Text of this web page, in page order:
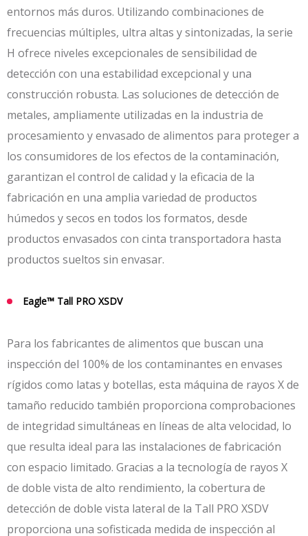
entornos más duros. Utilizando combinaciones de
frecuencias múltiples, ultra altas y sintonizadas, la serie
H ofrece niveles excepcionales de sensibilidad de
detección con una estabilidad excepcional y una
construcción robusta. Las soluciones de detección de
metales, ampliamente utilizadas en la industria de
procesamiento y envasado de alimentos para proteger a
los consumidores de los efectos de la contaminación,
garantizan el control de calidad y la eficacia de la
fabricación en una amplia variedad de productos
húmedos y secos en todos los formatos, desde
productos envasados con cinta transportadora hasta
productos sueltos sin envasar.
Eagle™ Tall PRO XSDV
Para los fabricantes de alimentos que buscan una
inspección del 100% de los contaminantes en envases
rígidos como latas y botellas, esta máquina de rayos X de
tamaño reducido también proporciona comprobaciones
de integridad simultáneas en líneas de alta velocidad, lo
que resulta ideal para las instalaciones de fabricación
con espacio limitado. Gracias a la tecnología de rayos X
de doble vista de alto rendimiento, la cobertura de
detección de doble vista lateral de la Tall PRO XSDV
proporciona una sofisticada medida de inspección al